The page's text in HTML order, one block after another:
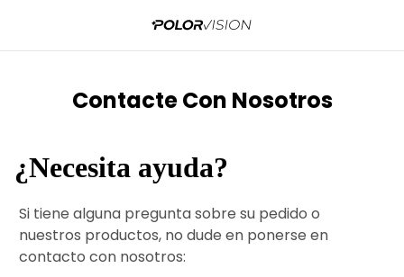
Contacte Con Nosotros
¿Necesita ayuda?
Si tiene alguna pregunta sobre su pedido o
nuestros productos, no dude en ponerse en
contacto con nosotros: